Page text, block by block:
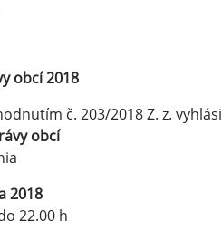
obcí 2018
č. 203/2018 Z. z.
obcí
2018
22.00 h